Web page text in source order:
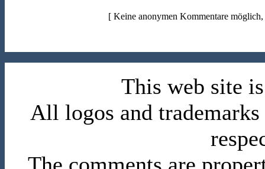
[ Keine anonymen Kommentare
This web site
All logos and